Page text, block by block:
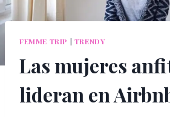
FEMME TRIP | TRENDY
Las mujeres
lideran en